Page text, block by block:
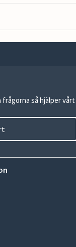
så hjälper vårt